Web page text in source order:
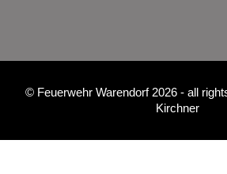
© Feuerwehr Warendorf 2026 - all
Kirchner